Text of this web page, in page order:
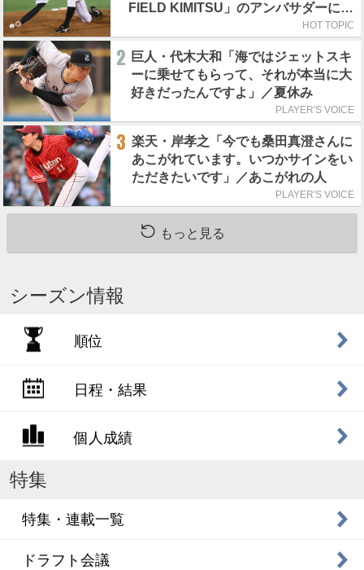
FIELD KIMITSU」のアンバサダーに就
HOT TOPIC
2 巨人・代木大和「海ではジェットスキ
ーに乗せてもらって、それが本当に大
好きだったんですよ」／夏休み
PLAYER'S VOICE
3 楽天・岸孝之「今でも桑田真澄さんに
あこがれています。いつかサインをい
ただきたいです」／あこがれの人
PLAYER'S VOICE
もっと見る
シーズン情報
順位
日程・結果
個人成績
特集
特集・連載一覧
ドラフト会議